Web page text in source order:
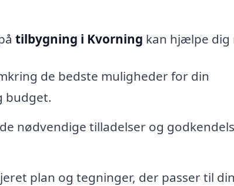
tilbygning i Kvorning kan hjælpe dig
de bedste muligheder for din
budget.
nødvendige tilladelser og
plan og tegninger, der passer til